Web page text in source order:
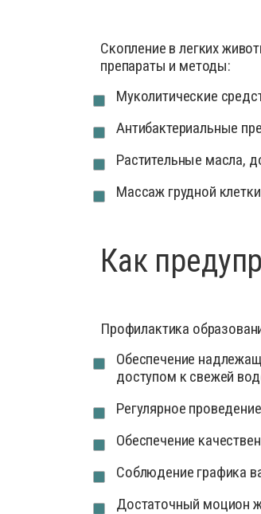
Скопление в легких
препараты и методы:
Муколитические
Антибактериальные
Растительные масла,
Массаж грудной
Как
Профилактика
Обеспечение
доступом к свежей
Регулярное
Обеспечение
Соблюдение графика
Достаточный моцион